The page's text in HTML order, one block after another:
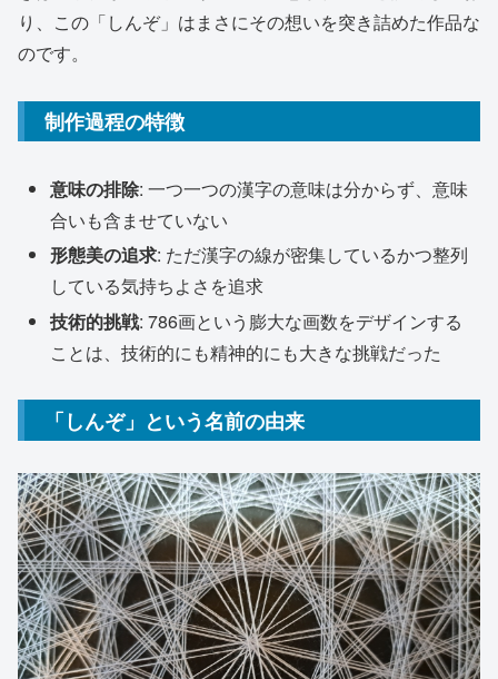
り、この「しんぞ」はまさにその想いを突き詰めた作品な
のです。
制作過程の特徴
意味の排除: 一つ一つの漢字の意味は分からず、意味
合いも含ませていない
形態美の追求: ただ漢字の線が密集しているかつ整列
している気持ちよさを追求
技術的挑戦: 786画という膨大な画数をデザインする
ことは、技術的にも精神的にも大きな挑戦だった
「しんぞ」という名前の由来